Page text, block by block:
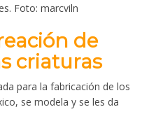
Foto: marcviln
de
criaturas
para la fabricación de los
se modela y se les da